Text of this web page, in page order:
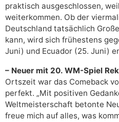
praktisch ausgeschlossen,
weiterkommen. Ob der
Deutschland tatsächlich
kann, wird sich frühestens
Juni) und Ecuador (25. Juni)
– Neuer mit 20. WM-Spiel
Ortszeit war das Comeback
perfekt. „Mit positiven
Weltmeisterschaft betonte
freue mich auf alles, was